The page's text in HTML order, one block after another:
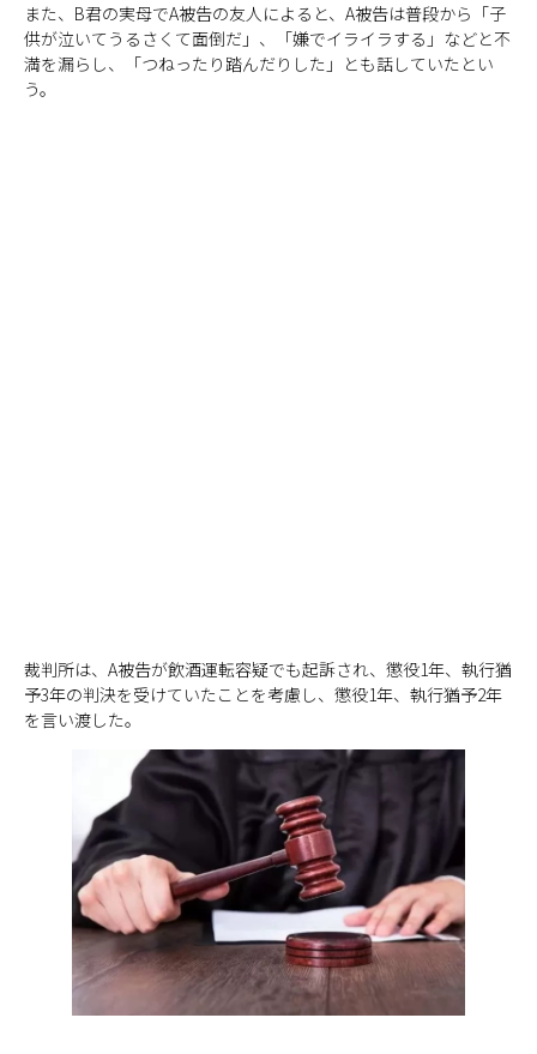
また、B君の実母でA被告の友人によると、A被告は普段から「子
供が泣いてうるさくて面倒だ」、「嫌でイライラする」などと不
満を漏らし、「つねったり踏んだりした」とも話していたとい
う。
裁判所は、A被告が飲酒運転容疑でも起訴され、懲役1年、執行猶
予3年の判決を受けていたことを考慮し、懲役1年、執行猶予2年
を言い渡した。